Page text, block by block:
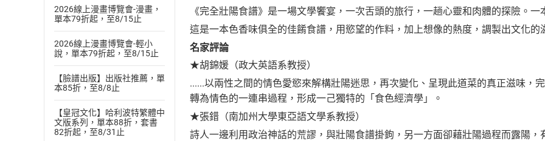
2026線上漫畫博覽會-漫畫，
單本79折起，至8/15止
2026線上漫畫博覽會-輕小
說，單本79折起，至8/15止
【臉譜出版】出版社推薦，單
本85折，至8/8止
【皇冠文化】哈利波特繁體中
文版系列，單本88折，套書
82折起，至8/31止
《完全壯陽食譜》是一場文學饗宴，一次舌頭的旅行，一趟心靈和肉體的探險。
這是一本色香味俱全的佳餚食譜，用慾望的作料，加上想像的熱度，調製出文化的
名家評論
★胡錦媛（政大英語系教授）
......以兩性之間的情色愛慾來解構壯陽迷思，再次變化、呈現此道菜的真正滋味，
轉為情色的一連串過程，形成一己獨特的「食色經濟學」。
★張錯（南加州大學東亞語文學系教授）
詩人一邊利用政治神話的荒謬，與壯陽食譜掛鉤，另一方面卻藉壯陽過程而露陽